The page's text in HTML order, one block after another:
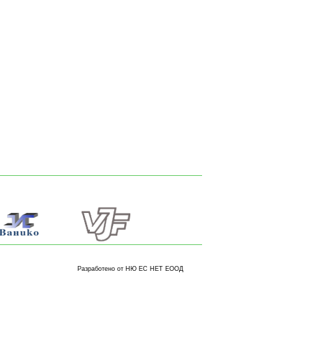
Разработено от НЮ ЕС НЕТ ЕООД